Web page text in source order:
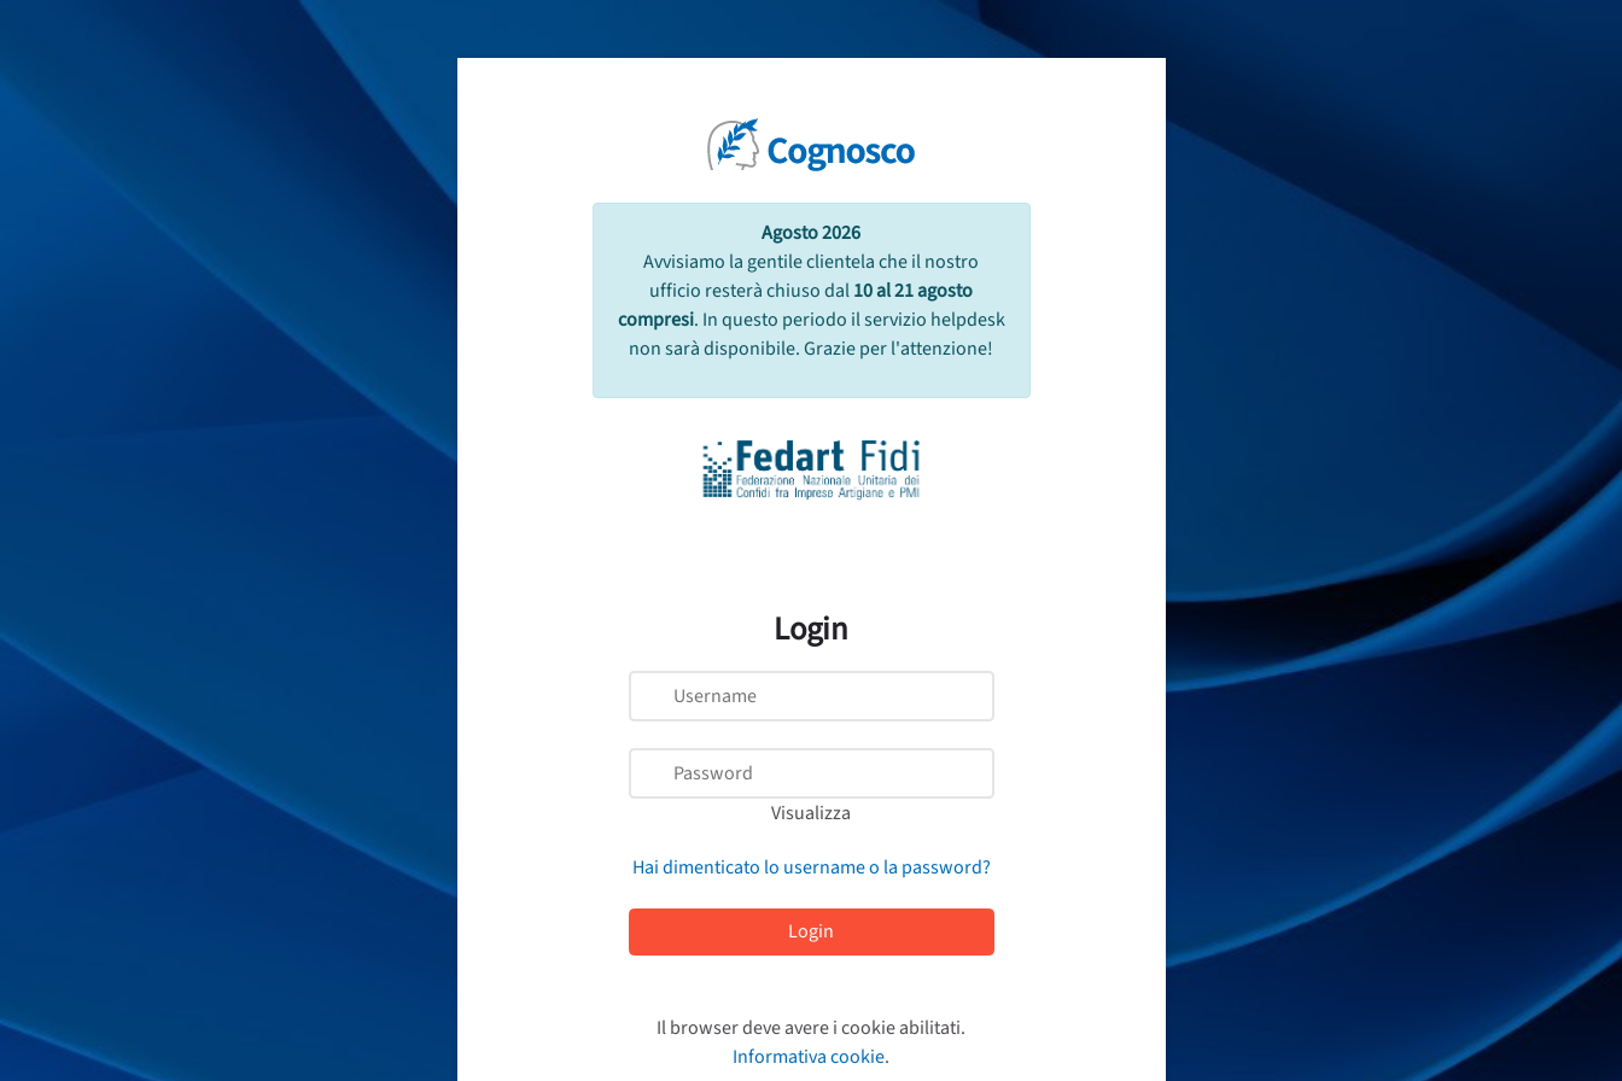
Skip to search form
Vai al contenuto principale
Skip to accessibility options
Skip accessibility options
Agosto 2026
Avvisiamo la gentile clientela che il nostro
ufficio resterà chiuso dal10 al 21 agosto
compresi. In questo periodo il servizio helpdesk
non sarà disponibile. Grazie per l'attenzione!
Login
Username
Password
Visualizza
Hai dimenticato lo username o la password?
Login
Il browser deve avere i cookie abilitati.
Informativa cookie.